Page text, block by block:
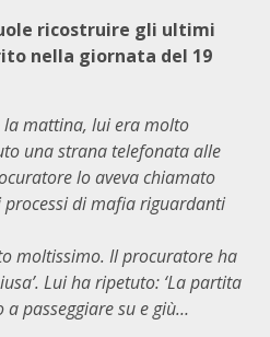
ricostruire gli ultimi
nella giornata del 19
mattina, lui era molto
una strana telefonata alle
lo aveva chiamato
di mafia riguardanti
moltissimo. Il procuratore ha
Lui ha ripetuto: ‘La partita
a passeggiare su e giù…